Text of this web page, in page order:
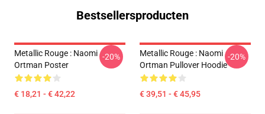
Bestsellersproducten
Metallic Rouge : Naomi
Ortman Poster
€ 18,21 - € 42,22
-20%
Metallic Rouge : Naomi
Ortman Pullover Hoodie
€ 39,51 - € 45,95
-20%